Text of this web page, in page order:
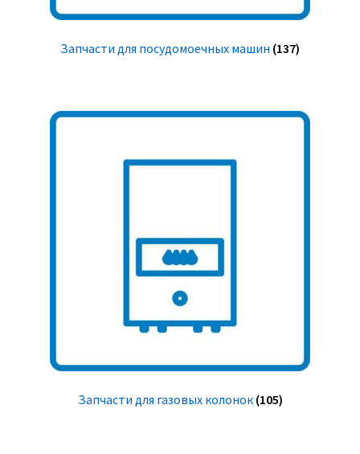
Запчасти для посудомоечных машин (137)
Запчасти для газовых колонок (105)